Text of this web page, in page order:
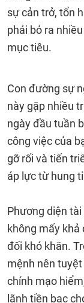
sự cản trở, tổn
phải bỏ ra
mục tiêu.
Con đường sự
này gặp nhiều
ngày đầu tuần
công việc của
gỡ rối và tiến
áp lực từ hung
Phương diện
không mấy khả
đối khó khăn.
mệnh nên
chính mạo
lãnh tiền bạc